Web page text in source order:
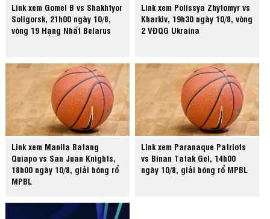
Link xem Gomel B vs Shakhtyor
Soligorsk, 21h00 ngày 10/8,
vòng 19 Hạng Nhất Belarus
Link xem Polissya Zhytomyr vs
Kharkiv, 19h30 ngày 10/8, vòng
2 VĐQG Ukraina
Link xem Manila Batang
Quiapo vs San Juan Knights,
18h00 ngày 10/8, giải bóng rổ
MPBL
Link xem Paranaque Patriots
vs Binan Tatak Gel, 14h00
ngày 10/8, giải bóng rổ MPBL